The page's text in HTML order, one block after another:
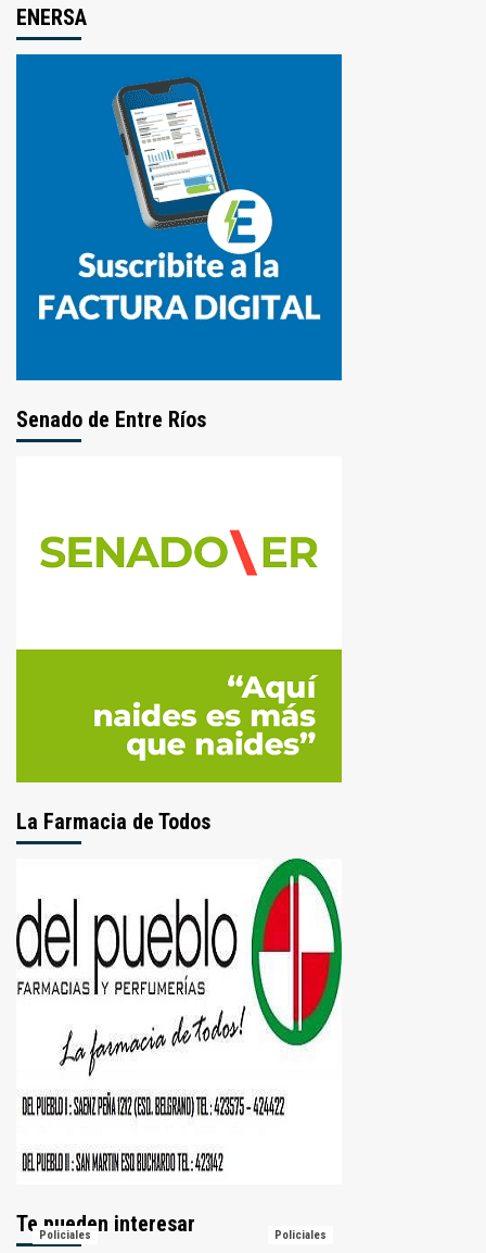
ENERSA
Senado de Entre Ríos
La Farmacia de Todos
Te pueden interesar
Policiales Policiales